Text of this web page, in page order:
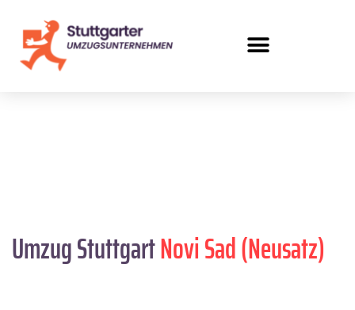
Umzug StuttgartNovi Sad (Neusatz)